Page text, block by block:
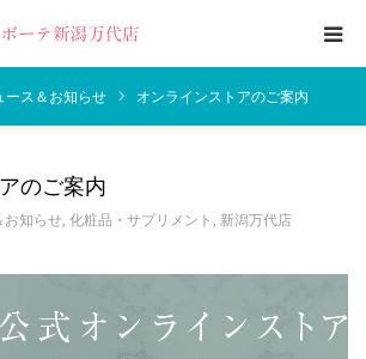
ース＆お知らせ オンラインストアのご案内
のご案内
お知らせ, 化粧品・サプリメント , 新潟万代店